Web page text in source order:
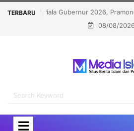
TERBARU
Kinerja Humas
Government
08/08/